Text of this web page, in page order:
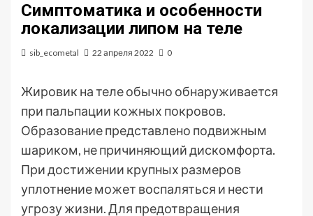
Симптоматика и особенности
локализации липом на теле
sib_ecometal 22 апреля 2022 0
Жировик на теле обычно обнаруживается
при пальпации кожных покровов.
Образование представлено подвижным
шариком, не причиняющий дискомфорта.
При достижении крупных размеров
уплотнение может воспаляться и нести
угрозу жизни. Для предотвращения